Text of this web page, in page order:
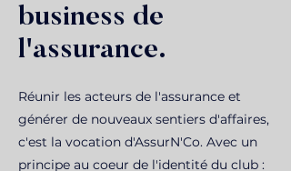
business de
l'assurance.
Réunir les acteurs de l'assurance et
générer de nouveaux sentiers d'affaires,
c'est la vocation d'AssurN'Co. Avec un
principe au coeur de l'identité du club :